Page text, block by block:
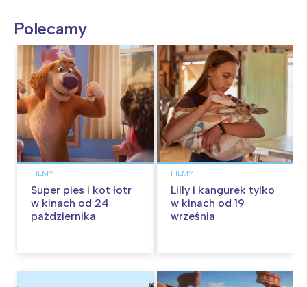
Polecamy
FILMY
Super pies i kot łotr
w kinach od 24
października
FILMY
Lilly i kangurek tylko
w kinach od 19
września